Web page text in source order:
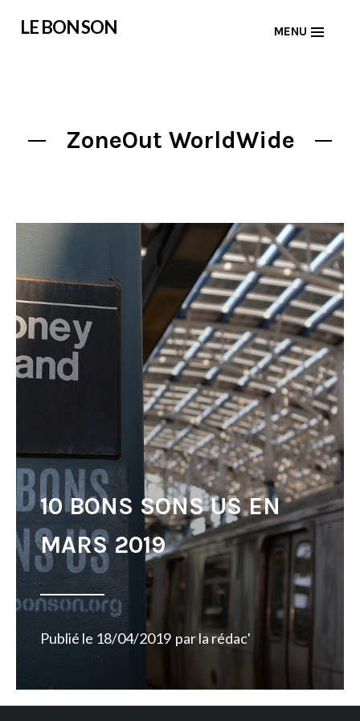
LE BON SON MENU
ZoneOut WorldWide
10 BONS SONS US EN
MARS 2019
Publié le 18/04/2019 parla rédac'